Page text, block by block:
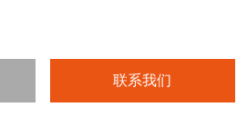
联系我们